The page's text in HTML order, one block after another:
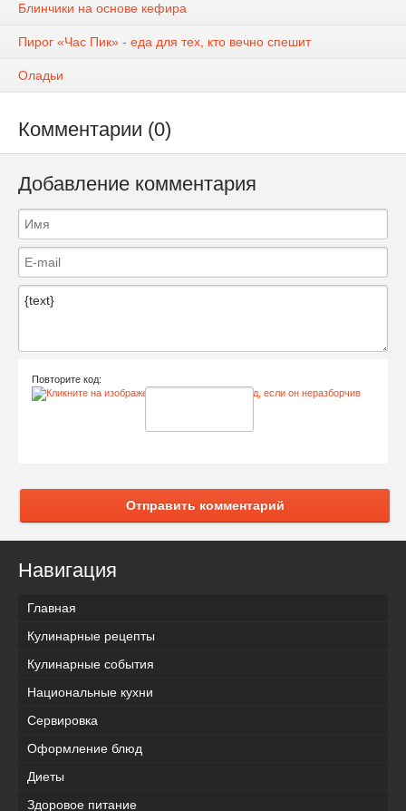
Блинчики на основе кефира
Пирог «Час Пик» - еда для тех, кто вечно спешит
Оладьи
Комментарии (0)
Добавление комментария
Повторите код:
Отправить комментарий
Навигация
Главная
Кулинарные рецепты
Кулинарные события
Национальные кухни
Сервировка
Оформление блюд
Диеты
Здоровое питание